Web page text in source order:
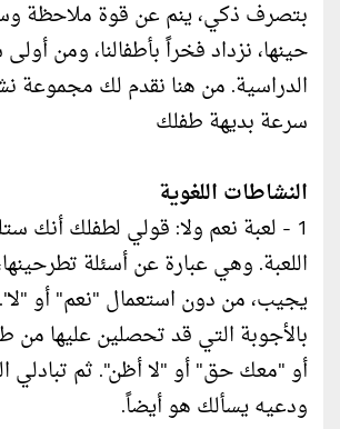
بتصرف ذكي، ينم عن قوة ملاحظة
حينها، نزداد فخراً بأطفالنا، ومن
الدراسية. من هنا نقدم لك مجموعة
سرعة بديهة طفلك
النشاطات اللغوية
1 - لعبة نعم ولا: قولي لطفلك أنك
اللعبة. وهي عبارة عن أسئلة
يجيب، من دون استعمال "نعم" أو
بالأجوبة التي قد تحصلين عليها من
أو "معك حق" أو "لا أظن". ثم تبادلي
ودعيه يسألك هو أيضاً.